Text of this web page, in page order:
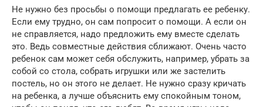
Не нужно без просьбы о помощи предлагать ее ребенку.
Если ему трудно, он сам попросит о помощи. А если он
не справляется, надо предложить ему вместе сделать
это. Ведь совместные действия сближают. Очень часто
ребенок сам может себя обслужить, например, убрать за
собой со стола, собрать игрушки или же застелить
постель, но он этого не делает. Не нужно сразу кричать
на ребенка, а лучше объяснить ему спокойным тоном,